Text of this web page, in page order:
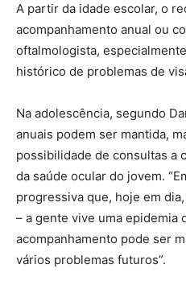
A partir da idade escolar, o
acompanhamento anual ou
oftalmologista,
histórico de problemas de
Na adolescência, segundo
anuais podem ser mantida,
possibilidade de consultas a
da saúde ocular do jovem.
progressiva que, hoje em
– a gente vive uma epidemia
acompanhamento pode ser
vários problemas futuros”.